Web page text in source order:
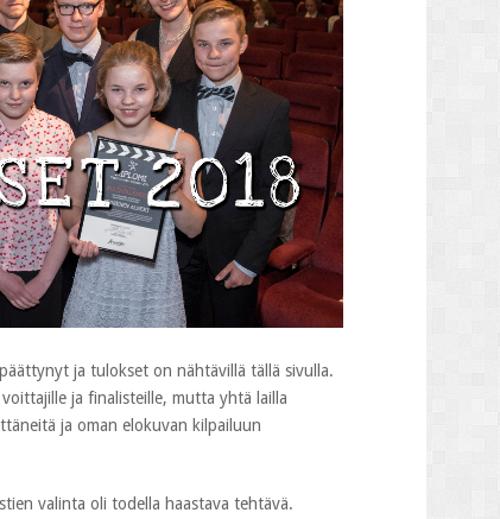
ja tulokset on nähtävillä tällä sivulla.
ja finalisteille, mutta yhtä lailla
ja oman elokuvan kilpailuun
valinta oli todella haastava tehtävä.